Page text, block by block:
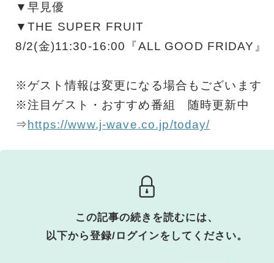
▼早見優
▼THE SUPER FRUIT
8/2(金)11:30-16:00『ALL GOOD FRIDAY』
※ゲスト情報は変更になる場合もございます
※注目ゲスト・おすすめ番組 随時更新中
⇒ https://www.j-wave.co.jp/today/
この記事の続きを読むには、
以下から登録/ログインをしてください。